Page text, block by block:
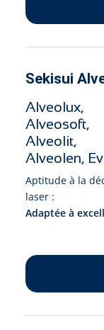
Sekisui
Alveolux,
Alveosoft,
Alveolit,
Alveolen,
Aptitude à la
laser :
Adaptée à